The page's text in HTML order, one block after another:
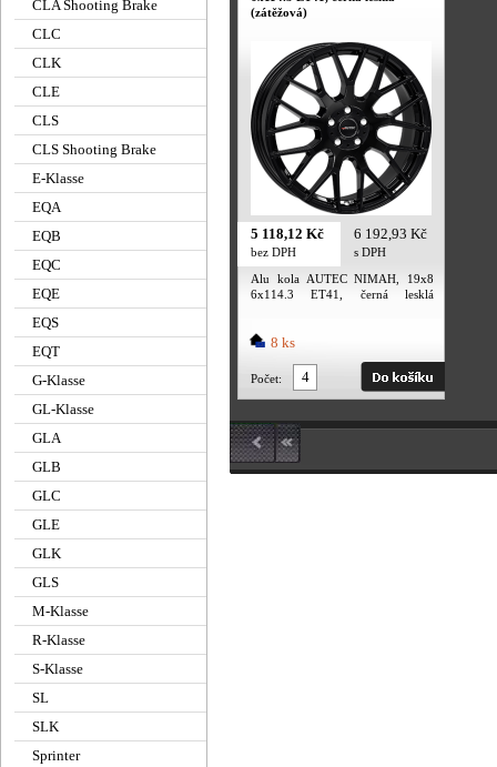
(zátěžová)
5 118,12 Kč
bez DPH
6 192,93 Kč
s DPH
Alu kola AUTEC NIMAH, 19x8
6x114.3 ET41, černá lesklá
8 ks
Počet:
CLA Shooting Brake
CLC
CLK
CLE
CLS
CLS Shooting Brake
E-Klasse
EQA
EQB
EQC
EQE
EQS
EQT
G-Klasse
GL-Klasse
GLA
GLB
GLC
GLE
GLK
GLS
M-Klasse
R-Klasse
S-Klasse
SL
SLK
Sprinter